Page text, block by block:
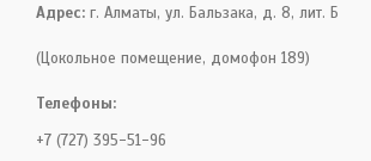
Адрес: г. Алматы, ул. Бальзака, д. 8, лит. Б
(Цокольное помещение, домофон 189)
Телефоны:
+7 (727) 395-51-96